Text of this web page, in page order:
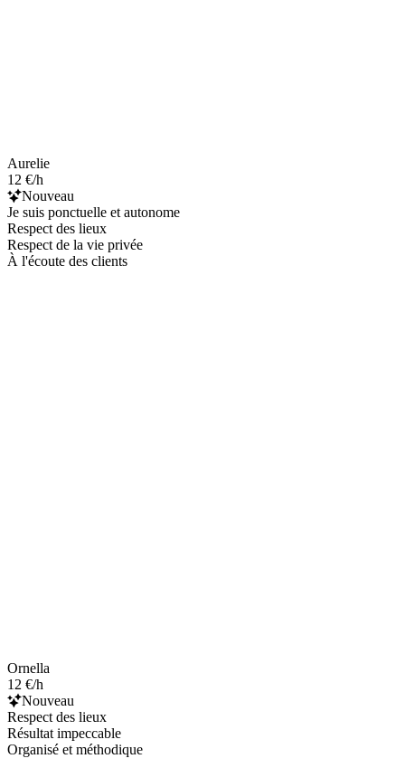
Aurelie
12 €/h
Nouveau
Je suis ponctuelle et autonome
Respect des lieux
Respect de la vie privée
À l'écoute des clients
Ornella
12 €/h
Nouveau
Respect des lieux
Résultat impeccable
Organisé et méthodique